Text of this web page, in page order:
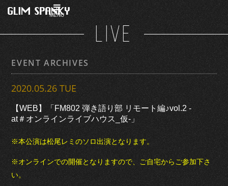
MENU
LIVE
EVENT ARCHIVES
2020.05.26 TUE
【WEB】「FM802 弾き語り部 リモート編♪vol.2​ -
at＃オンラインライブハウス_仮-」
※本公演は松尾レミのソロ出演となります。
※オンラインでの開催となりますので、ご自宅からご参加下さ
い。